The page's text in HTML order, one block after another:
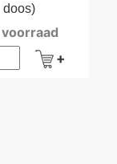
doos)
voorraad